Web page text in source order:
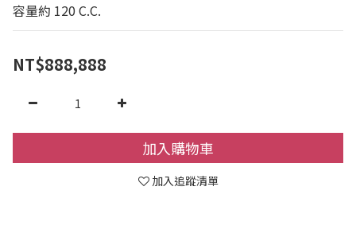
容量約 120 C.C.
NT$888,888
加入購物車
加入追蹤清單